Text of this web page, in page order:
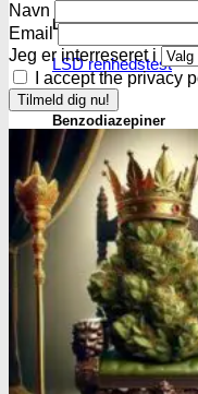
LSD
LSD renhedstest
Benzodiazepiner
Benzoer
GHB/Hætter
GHB/Hætter
Ketamin
Ketamin renhedstest
Navn
Email
Jeg er interreseret i
I accept the privacy